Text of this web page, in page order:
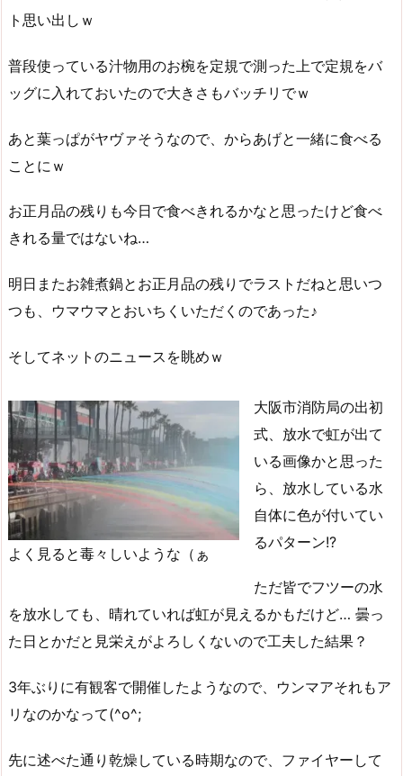
ト思い出しｗ
普段使っている汁物用のお椀を定規で測った上で定規をバ
ッグに入れておいたので大きさもバッチリでｗ
あと葉っぱがヤヴァそうなので、からあげと一緒に食べる
ことにｗ
お正月品の残りも今日で食べきれるかなと思ったけど食べ
きれる量ではないね…
明日またお雑煮鍋とお正月品の残りでラストだねと思いつ
つも、ウマウマとおいちくいただくのであった♪
そしてネットのニュースを眺めｗ
よく見ると毒々しいような（ぁ
大阪市消防局の出初
式、放水で虹が出て
いる画像かと思った
ら、放水している水
自体に色が付いてい
るパターン!?
ただ皆でフツーの水
を放水しても、晴れていれば虹が見えるかもだけど… 曇っ
た日とかだと見栄えがよろしくないので工夫した結果？
3年ぶりに有観客で開催したようなので、ウンマアそれもア
リなのかなって(^o^;
先に述べた通り乾燥している時期なので、ファイヤーして